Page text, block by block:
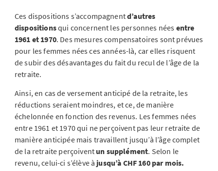
Ces dispositions s’accompagnentd’autres
dispositionsqui concernent les personnes nées entre
1961 et 1970. Des mesures compensatoires sont prévues
pour les femmes nées ces années-là, car elles risquent
de subir des désavantages du fait du recul de l’âge de la
retraite.
Ainsi, en cas de versement anticipé de la retraite, les
réductions seraient moindres, et ce, de manière
échelonnée en fonction des revenus. Les femmes nées
entre 1961 et 1970 qui ne perçoivent pas leur retraite de
manière anticipée mais travaillent jusqu’à l’âge complet
de la retraite perçoivent un supplément. Selon le
revenu, celui-ci s’élève à jusqu’à CHF 160 par mois.